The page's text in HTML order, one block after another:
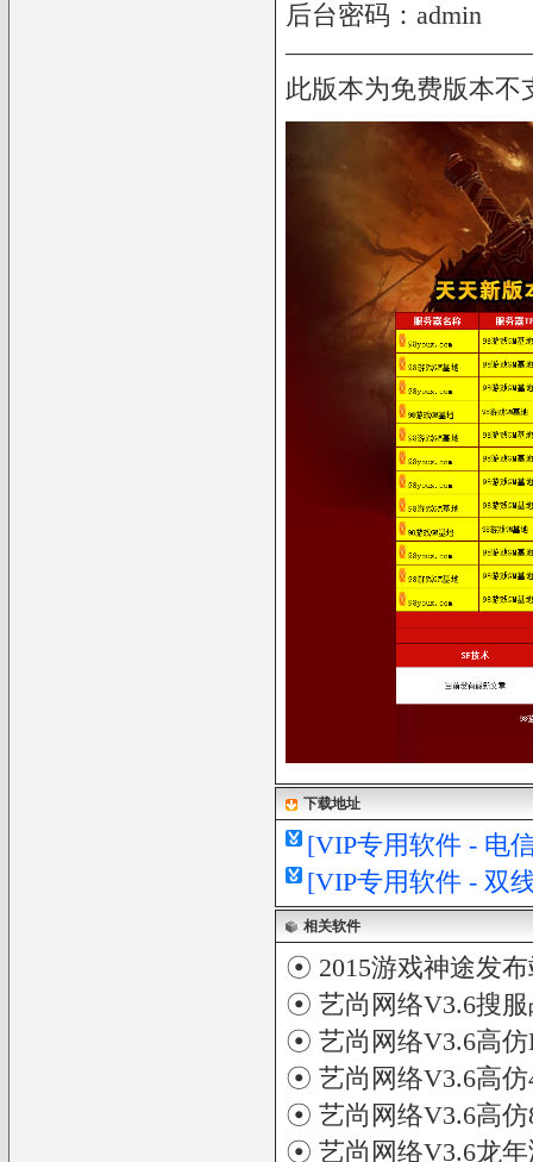
后台密码：admin
此版本为免费版本不
下载地址
[VIP专用软件 - 电
[VIP专用软件 - 双
相关软件
☉ 2015游戏神途发
☉ 艺尚网络V3.6搜
☉ 艺尚网络V3.6高
☉ 艺尚网络V3.6高
☉ 艺尚网络V3.6高
☉ 艺尚网络V3.6龙